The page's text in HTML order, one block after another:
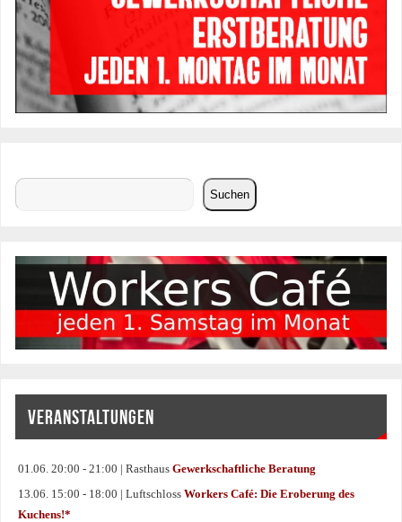
Suchen
VERANSTALTUNGEN
01.06. 20:00 - 21:00 | RasthausGewerkschaftliche Beratung
13.06. 15:00 - 18:00 | LuftschlossWorkers Café: Die Eroberung des
Kuchens!*